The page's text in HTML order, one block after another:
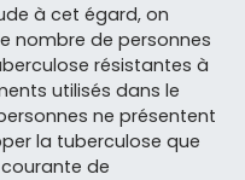
à cet égard, on
nombre de personnes
résistantes à
utilisés dans le
ne présentent
la tuberculose que
de